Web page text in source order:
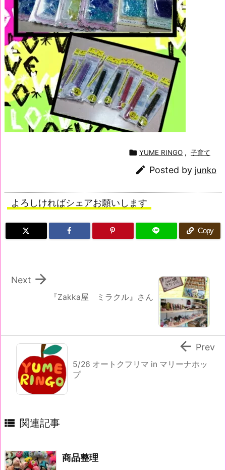
 YUME RINGO , 子育て
 Posted by junko
よろしければシェアお願いします
Copy
『Zakka屋 ミラクル』さん

Next
5/26 オートクフリマ in マリーナホッ
プ
 Prev
 関連記事
商品整理